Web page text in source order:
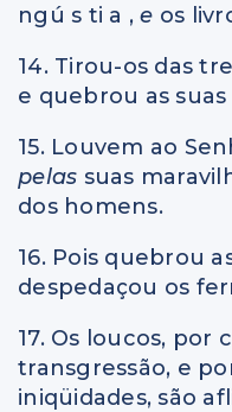
ngú s ti a ,e os
14. Tirou-os das
e quebrou as suas
15. Louvem ao
pelas suas
dos homens.
16. Pois quebrou
despedaçou os
17. Os loucos, por
transgressão, e
iniqüidades, são